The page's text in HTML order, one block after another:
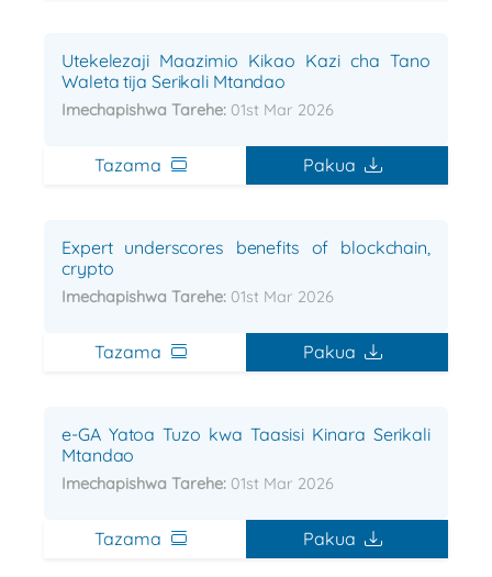
Utekelezaji Maazimio Kikao Kazi cha Tano
Waleta tija Serikali Mtandao
Imechapishwa Tarehe: 01st Mar 2026
Tazama Pakua
Expert underscores benefits of blockchain,
crypto
Imechapishwa Tarehe: 01st Mar 2026
Tazama Pakua
e-GA Yatoa Tuzo kwa Taasisi Kinara Serikali
Mtandao
Imechapishwa Tarehe: 01st Mar 2026
Tazama Pakua